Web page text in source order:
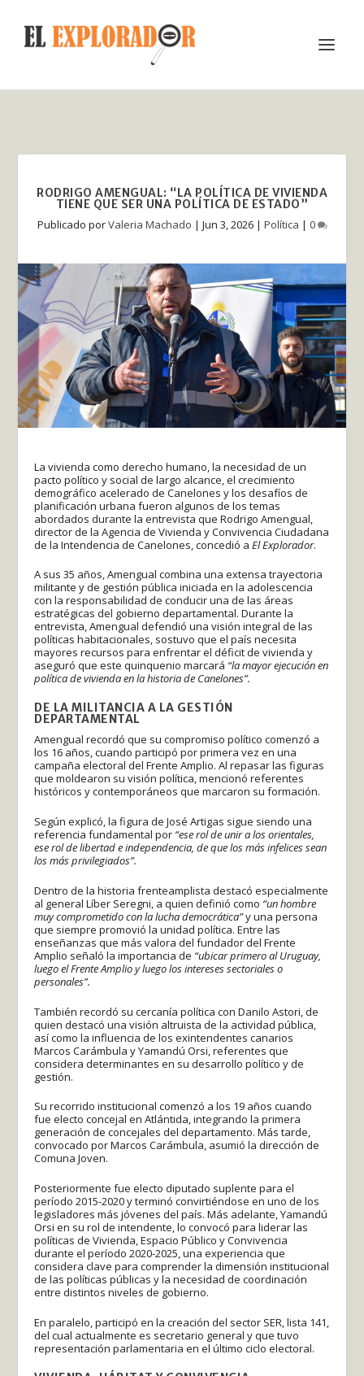
RODRIGO AMENGUAL: “LA POLÍTICA DE VIVIENDA
TIENE QUE SER UNA POLÍTICA DE ESTADO”
Publicado porValeria Machado | Jun 3, 2026| Política | 0
La vivienda como derecho humano, la necesidad de un
pacto político y social de largo alcance, el crecimiento
demográfico acelerado de Canelones y los desafíos de
planificación urbana fueron algunos de los temas
abordados durante la entrevista que Rodrigo Amengual,
director de la Agencia de Vivienda y Convivencia Ciudadana
de la Intendencia de Canelones, concedió aEl Explorador.
A sus 35 años, Amengual combina una extensa trayectoria
militante y de gestión pública iniciada en la adolescencia
con la responsabilidad de conducir una de las áreas
estratégicas del gobierno departamental. Durante la
entrevista, Amengual defendió una visión integral de las
políticas habitacionales, sostuvo que el país necesita
mayores recursos para enfrentar el déficit de vivienda y
aseguró que este quinquenio marcará “la mayor ejecución en
política de vivienda en la historia de Canelones”.
DE LA MILITANCIA A LA GESTIÓN
DEPARTAMENTAL
Amengual recordó que su compromiso político comenzó a
los 16 años, cuando participó por primera vez en una
campaña electoral del Frente Amplio. Al repasar las figuras
que moldearon su visión política, mencionó referentes
históricos y contemporáneos que marcaron su formación.
Según explicó, la figura de José Artigas sigue siendo una
referencia fundamental por “ese rol de unir a los orientales,
ese rol de libertad e independencia, de que los más infelices sean
los más privilegiados”.
Dentro de la historia frenteamplista destacó especialmente
al general Líber Seregni, a quien definió como “un hombre
muy comprometido con la lucha democrática”y una persona
que siempre promovió la unidad política. Entre las
enseñanzas que más valora del fundador del Frente
Amplio señaló la importancia de “ubicar primero al Uruguay,
luego el Frente Amplio y luego los intereses sectoriales o
personales”.
También recordó su cercanía política con Danilo Astori, de
quien destacó una visión altruista de la actividad pública,
así como la influencia de los exintendentes canarios
Marcos Carámbula y Yamandú Orsi, referentes que
considera determinantes en su desarrollo político y de
gestión.
Su recorrido institucional comenzó a los 19 años cuando
fue electo concejal en Atlántida, integrando la primera
generación de concejales del departamento. Más tarde,
convocado por Marcos Carámbula, asumió la dirección de
Comuna Joven.
Posteriormente fue electo diputado suplente para el
período 2015-2020 y terminó convirtiéndose en uno de los
legisladores más jóvenes del país. Más adelante, Yamandú
Orsi en su rol de intendente, lo convocó para liderar las
políticas de Vivienda, Espacio Público y Convivencia
durante el período 2020-2025, una experiencia que
considera clave para comprender la dimensión institucional
de las políticas públicas y la necesidad de coordinación
entre distintos niveles de gobierno.
En paralelo, participó en la creación del sector SER, lista 141,
del cual actualmente es secretario general y que tuvo
representación parlamentaria en el último ciclo electoral.